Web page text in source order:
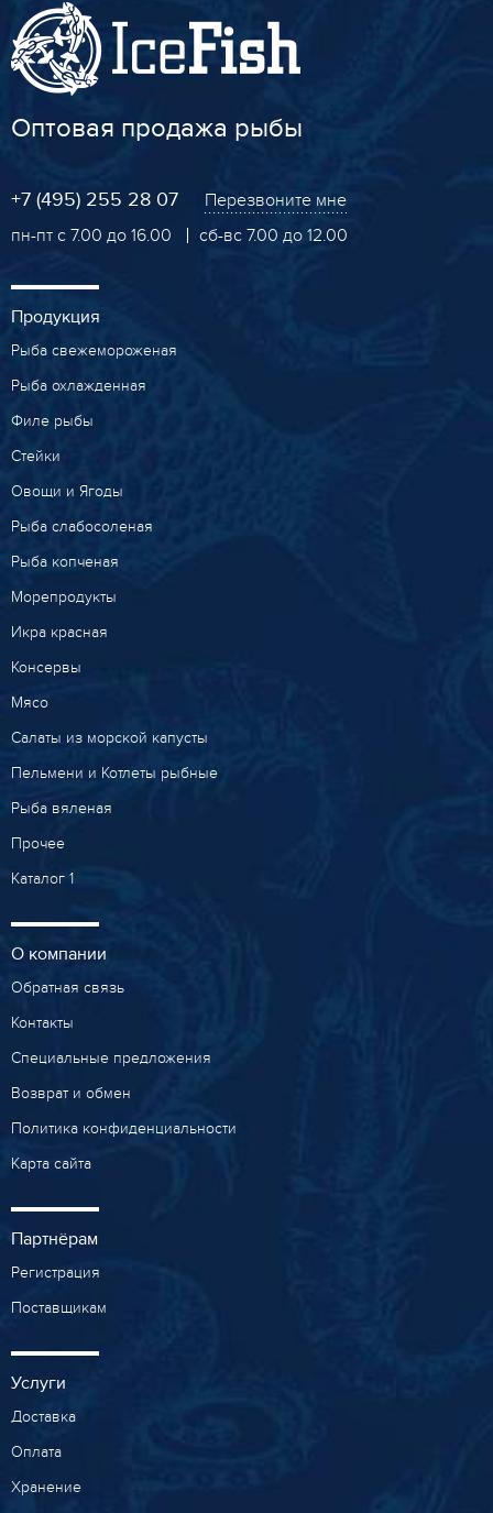
Оптовая продажа рыбы
+7 (495) 255 28 07
Перезвоните мне
пн-пт с 7.00 до 16.00
сб-вс 7.00 до 12.00
Продукция
Рыба свежемороженая
Рыба охлажденная
Филе рыбы
Стейки
Овощи и Ягоды
Рыба слабосоленая
Рыба копченая
Морепродукты
Икра красная
Консервы
Мясо
Салаты из морской капусты
Пельмени и Котлеты рыбные
Рыба вяленая
Прочее
Каталог 1
О компании
Обратная связь
Контакты
Специальные предложения
Возврат и обмен
Политика конфиденциальности
Карта сайта
Партнёрам
Регистрация
Поставщикам
Услуги
Доставка
Оплата
Хранение